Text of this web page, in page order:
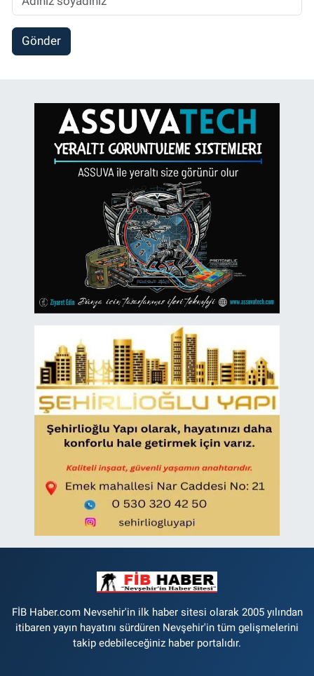
Gönder
FİB Haber.com Nevsehir'in ilk haber sitesi olarak 2005 yılından
itibaren yayın hayatını sürdüren Nevşehir'in tüm gelişmelerini
takip edebileceğiniz haber portalıdır.